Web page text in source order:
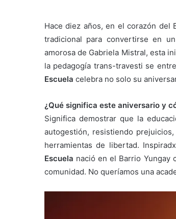
Hace diez años, en el corazón del
tradicional para convertirse en
amorosa de Gabriela Mistral, esta
la pedagogía trans-travesti se
Escuela celebra no solo su
¿Qué significa este aniversario y
Significa demostrar que la
autogestión, resistiendo
herramientas de libertad.
Escuela nació en el Barrio Yungay
comunidad. No queríamos una